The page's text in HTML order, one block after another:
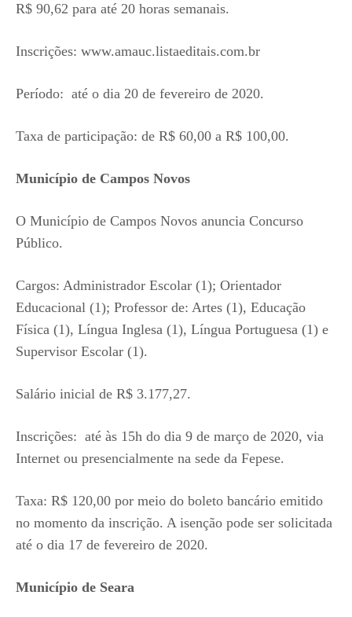
R$ 90,62 para até 20 horas semanais.
Inscrições: www.amauc.listaeditais.com.br
Período: até o dia 20 de fevereiro de 2020.
Taxa de participação: de R$ 60,00 a R$ 100,00.
Município de Campos Novos
O Município de Campos Novos anuncia Concurso
Público.
Cargos: Administrador Escolar (1); Orientador
Educacional (1); Professor de: Artes (1), Educação
Física (1), Língua Inglesa (1), Língua Portuguesa (1) e
Supervisor Escolar (1).
Salário inicial de R$ 3.177,27.
Inscrições: até às 15h do dia 9 de março de 2020, via
Internet ou presencialmente na sede da Fepese.
Taxa: R$ 120,00 por meio do boleto bancário emitido
no momento da inscrição. A isenção pode ser solicitada
até o dia 17 de fevereiro de 2020.
Município de Seara